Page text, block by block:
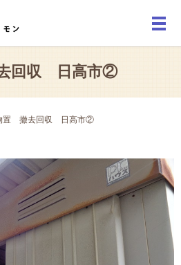
メ
回収 日高市②
置 撤去回収 日高市②